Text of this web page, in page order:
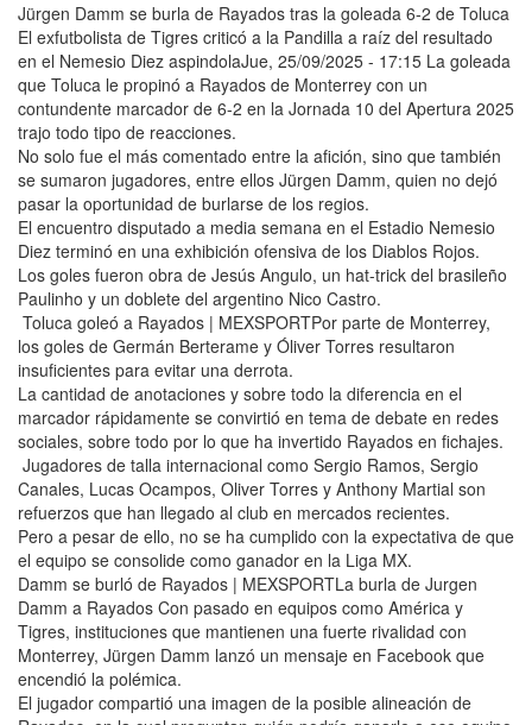
Jürgen Damm se burla de Rayados tras la goleada 6-2 de Toluca
El exfutbolista de Tigres criticó a la Pandilla a raíz del resultado
en el Nemesio Diez aspindolaJue, 25/09/2025 - 17:15 La goleada
que Toluca le propinó a Rayados de Monterrey con un
contundente marcador de 6-2 en la Jornada 10 del Apertura 2025
trajo todo tipo de reacciones.
No solo fue el más comentado entre la afición, sino que también
se sumaron jugadores, entre ellos Jürgen Damm, quien no dejó
pasar la oportunidad de burlarse de los regios.
El encuentro disputado a media semana en el Estadio Nemesio
Diez terminó en una exhibición ofensiva de los Diablos Rojos.
Los goles fueron obra de Jesús Angulo, un hat-trick del brasileño
Paulinho y un doblete del argentino Nico Castro.
Toluca goleó a Rayados | MEXSPORTPor parte de Monterrey,
los goles de Germán Berterame y Óliver Torres resultaron
insuficientes para evitar una derrota.
La cantidad de anotaciones y sobre todo la diferencia en el
marcador rápidamente se convirtió en tema de debate en redes
sociales, sobre todo por lo que ha invertido Rayados en fichajes.
Jugadores de talla internacional como Sergio Ramos, Sergio
Canales, Lucas Ocampos, Oliver Torres y Anthony Martial son
refuerzos que han llegado al club en mercados recientes.
Pero a pesar de ello, no se ha cumplido con la expectativa de que
el equipo se consolide como ganador en la Liga MX.
Damm se burló de Rayados | MEXSPORTLa burla de Jurgen
Damm a Rayados Con pasado en equipos como América y
Tigres, instituciones que mantienen una fuerte rivalidad con
Monterrey, Jürgen Damm lanzó un mensaje en Facebook que
encendió la polémica.
El jugador compartió una imagen de la posible alineación de